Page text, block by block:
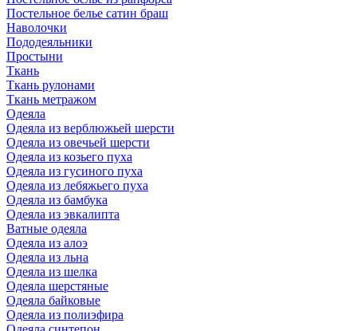
Постельное белье сатин браш
Наволочки
Пододеяльники
Простыни
Ткань
Ткань рулонами
Ткань метражом
Одеяла
Одеяла из верблюжьей шерсти
Одеяла из овечьей шерсти
Одеяла из козьего пуха
Одеяла из гусиного пуха
Одеяла из лебяжьего пуха
Одеяла из бамбука
Одеяла из эвкалипта
Ватные одеяла
Одеяла из алоэ
Одеяла из льна
Одеяла из шелка
Одеяла шерстяные
Одеяла байковые
Одеяла из полиэфира